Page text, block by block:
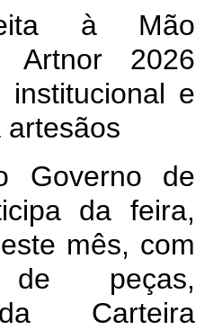
à Mão
Artnor 2026
institucional e
artesãos
Governo de
da feira,
mês, com
de peças,
Carteira